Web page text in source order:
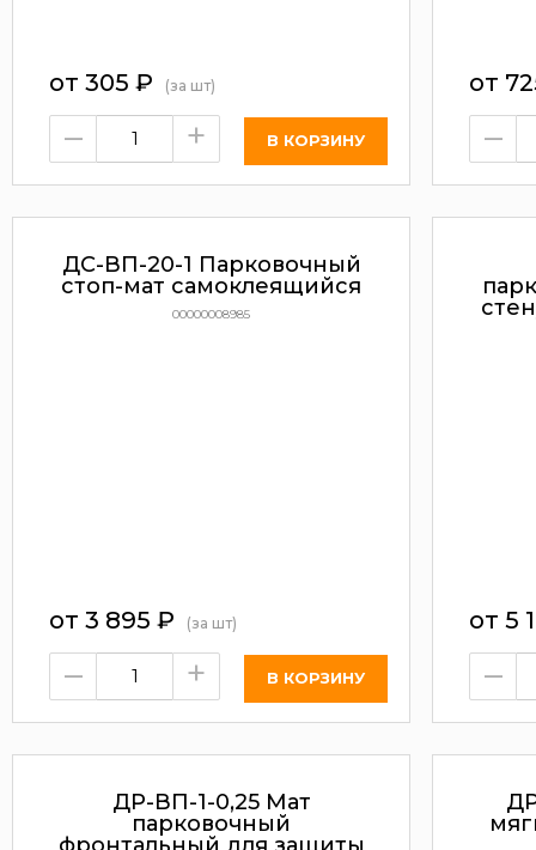
от 305 ₽ (за шт)
– +
от
–
ДС-ВП-20-1 Парковочный
стоп-мат самоклеящийся
00000008985
от 3 895 ₽ (за шт)
– +
от 5
–
ДР-ВП-1-0,25 Мат
парковочный